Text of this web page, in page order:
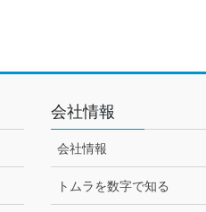
会社情報
会社情報
トムラを数字で知る